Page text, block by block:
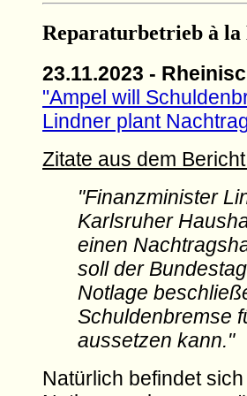
Reparaturbetrieb à
23.11.2023 -
"Ampel will
Lindner plant
Zitate aus dem
"Finanzminister
Karlsruher
einen
soll der
Notlage
Schuldenbremse
aussetzen kann."
Natürlich befindet